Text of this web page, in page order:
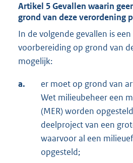
Artikel 5 Gevallen waarin
grond van deze verordening
In de volgende gevallen is
voorbereiding op grond van
mogelijk:
a.
er moet op grond van
Wet milieubeheer een
(MER) worden
deelproject van een
waarvoor al een
opgesteld;